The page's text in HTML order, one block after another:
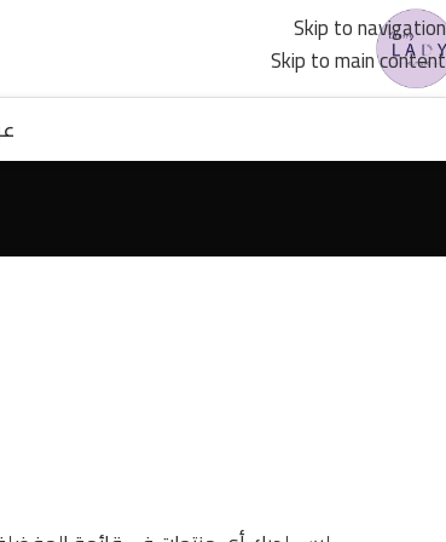
Skip to navigation
Skip to main content